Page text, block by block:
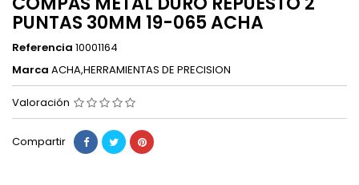
PUNTAS 30MM 19-065 ACHA
Referencia 10001164
Marca ACHA,HERRAMIENTAS DE PRECISION
Valoración
Compartir